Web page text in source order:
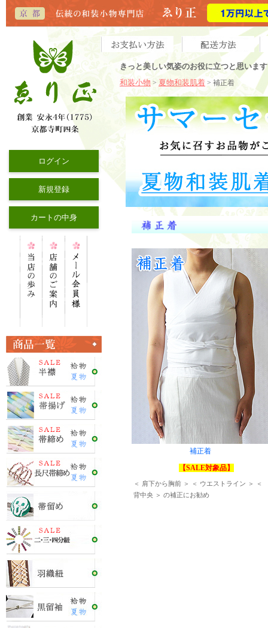
ログイン
新規登録
カートの中身
きっと美しい気姿のお役に立つと思います
和装小物 > 夏物和装肌着 > 補正着
補正着
【SALE対象品】
＜ 肩下から胸前 ＞ ＜ ウエストライン ＞ ＜
背中央 ＞ の補正にお勧め